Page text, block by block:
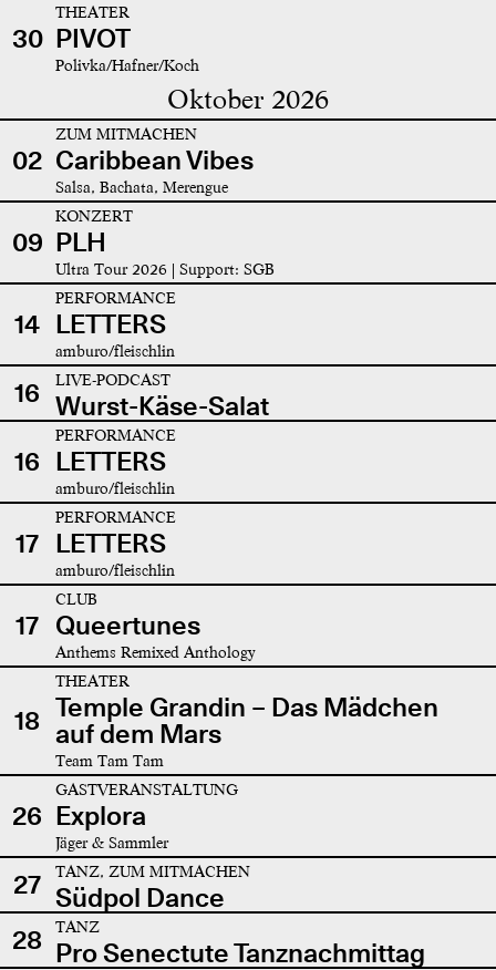
30
THEATER
PIVOT
Polivka/Hafner/Koch
Oktober 2026
02
ZUM MITMACHEN
Caribbean Vibes
Salsa, Bachata, Merengue
09
KONZERT
PLH
Ultra Tour 2026 | Support: SGB
14
PERFORMANCE
LETTERS
amburo/fleischlin
16 LIVE-PODCAST
Wurst-Käse-Salat
16
PERFORMANCE
LETTERS
amburo/fleischlin
17
PERFORMANCE
LETTERS
amburo/fleischlin
17
CLUB
Queertunes
Anthems Remixed Anthology
18
THEATER
Temple Grandin – Das Mädchen
auf dem Mars
Team Tam Tam
26
GASTVERANSTALTUNG
Explora
Jäger & Sammler
27 TANZ, ZUM MITMACHEN
Südpol Dance
28
TANZ
Pro Senectute Tanznachmittag